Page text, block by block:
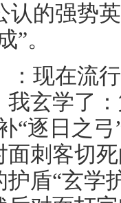
认的强势
”。
：现在流
玄学了
“逐日之
刺客切
盾“玄学